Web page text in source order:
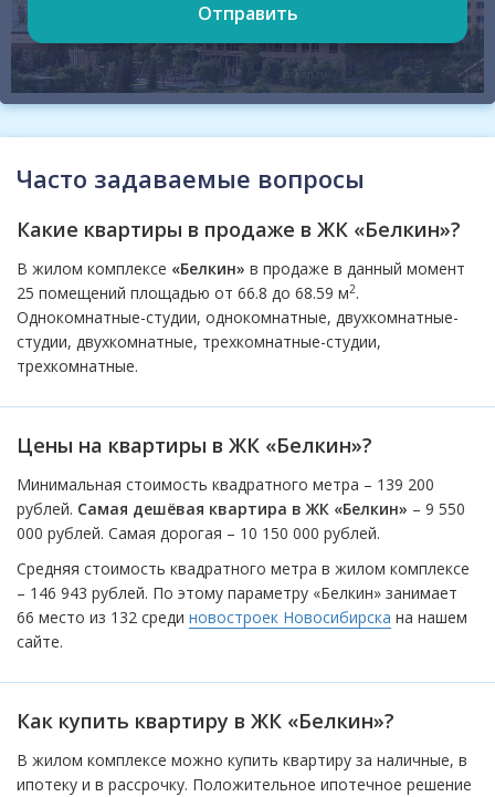
Отправить
Часто задаваемые вопросы
Какие квартиры в продаже в ЖК «Белкин»?
В жилом комплексе «Белкин» в продаже в данный момент
25 помещений площадью от 66.8 до 68.59 м2.
Однокомнатные-студии, однокомнатные, двухкомнатные-
студии, двухкомнатные, трехкомнатные-студии,
трехкомнатные.
Цены на квартиры в ЖК «Белкин»?
Минимальная стоимость квадратного метра – 139 200
рублей. Самая дешёвая квартира в ЖК «Белкин» – 9 550
000 рублей. Самая дорогая – 10 150 000 рублей.
Средняя стоимость квадратного метра в жилом комплексе
– 146 943 рублей. По этому параметру «Белкин» занимает
66 место из 132 среди новостроек Новосибирска на нашем
сайте.
Как купить квартиру в ЖК «Белкин»?
В жилом комплексе можно купить квартиру за наличные, в
ипотеку и в рассрочку. Положительное ипотечное решение